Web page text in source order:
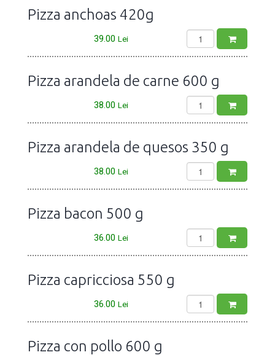
Pizza anchoas 420g
39.00 Lei
Pizza arandela de carne 600 g
38.00 Lei
Pizza arandela de quesos 350 g
38.00 Lei
Pizza bacon 500 g
36.00 Lei
Pizza capricciosa 550 g
36.00 Lei
Pizza con pollo 600 g